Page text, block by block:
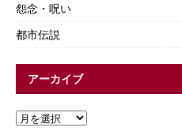
怨念・呪い
都市伝説
アーカイブ